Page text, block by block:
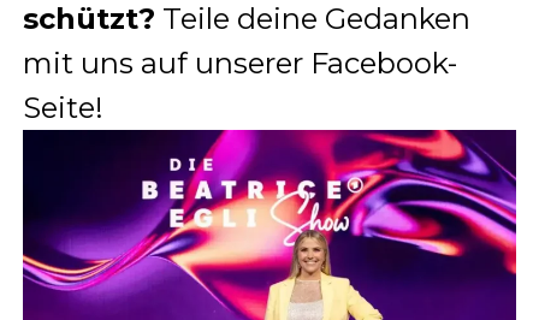
schützt? Teile deine Gedanken
mit uns auf unserer Facebook-
Seite!